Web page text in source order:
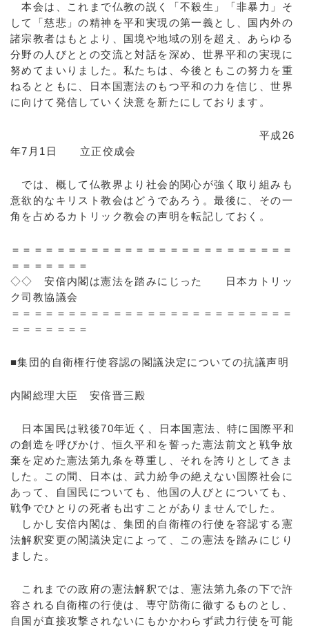
本会は、これまで仏教の説く「不殺生」「非暴力」そ
して「慈悲」の精神を平和実現の第一義とし、国内外の
諸宗教者はもとより、国境や地域の別を超え、あらゆる
分野の人びととの交流と対話を深め、世界平和の実現に
努めてまいりました。私たちは、今後ともこの努力を重
ねるとともに、日本国憲法のもつ平和の力を信じ、世界
に向けて発信していく決意を新たにしております。
平成26
年7月1日 立正佼成会
では、概して仏教界より社会的関心が強く取り組みも
意欲的なキリスト教会はどうであろう。最後に、その一
角を占めるカトリック教会の声明を転記しておく。
＝＝＝＝＝＝＝＝＝＝＝＝＝＝＝＝＝＝＝＝＝＝＝＝＝
＝＝＝＝＝＝＝
◇◇ 安倍内閣は憲法を踏みにじった 日本カトリッ
ク司教協議会
＝＝＝＝＝＝＝＝＝＝＝＝＝＝＝＝＝＝＝＝＝＝＝＝＝
＝＝＝＝＝＝＝
■集団的自衛権行使容認の閣議決定についての抗議声明
内閣総理大臣 安倍晋三殿
日本国民は戦後70年近く、日本国憲法、特に国際平和
の創造を呼びかけ、恒久平和を誓った憲法前文と戦争放
棄を定めた憲法第九条を尊重し、それを誇りとしてきま
した。この間、日本は、武力紛争の絶えない国際社会に
あって、自国民についても、他国の人びとについても、
戦争でひとりの死者も出すことがありませんでした。
しかし安倍内閣は、集団的自衛権の行使を容認する憲
法解釈変更の閣議決定によって、この憲法を踏みにじり
ました。
これまでの政府の憲法解釈では、憲法第九条の下で許
容される自衛権の行使は、専守防衛に徹するものとし、
自国が直接攻撃されないにもかかわらず武力行使を可能